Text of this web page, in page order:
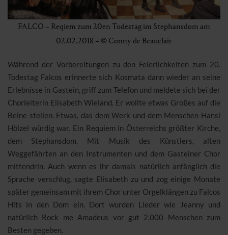
FALCO – Reqiem zum 20en Todestag im Stephansdom am
02.02.2018 – © Conny de Beauclair
Während der Vorbereitungen zu den Feierlichkeiten zum 20.
Todestag Falcos erinnerte sich Kosmata dann wieder an seine
Erlebnisse in Gastein, griff zum Telefon und meldete sich bei der
Chorleiterin Elisabeth Wieland. Er wollte etwas Großes auf die
Beine stellen. Etwas, das dem Werk und dem Menschen Hansi
Hölzel würdig war. Ein Requiem in Österreichs größter Kirche,
dem Stephansdom. Mit Musik des Künstlers, alten
Weggefährten an den Instrumenten und dem Gasteiner Chor
mittendrin. Auch wenn es ihr damals natürlich anfänglich die
Sprache verschlug, sagte Elisabeth zu und zog einige Monate
später gemeinsam mit ihrem Chor unter Orgelklängen zu Falcos
Hits in den Dom ein. Dort wurden Lieder wie Jeanny und
natürlich Rock me Amadeus vor gut 2.000 Menschen zum
Besten gegeben.